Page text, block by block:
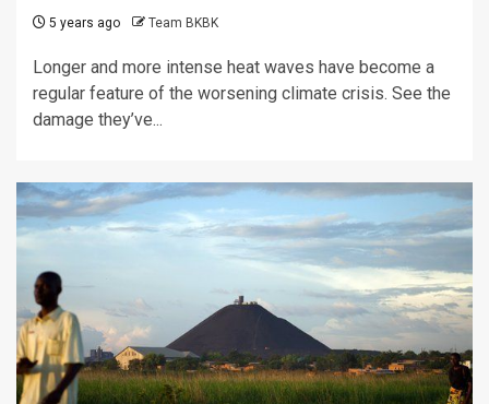
5 years ago Team BKBK
Longer and more intense heat waves have become a
regular feature of the worsening climate crisis. See the
damage they’ve...